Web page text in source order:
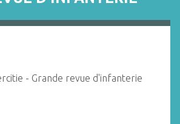
- Grande revue d'infanterie